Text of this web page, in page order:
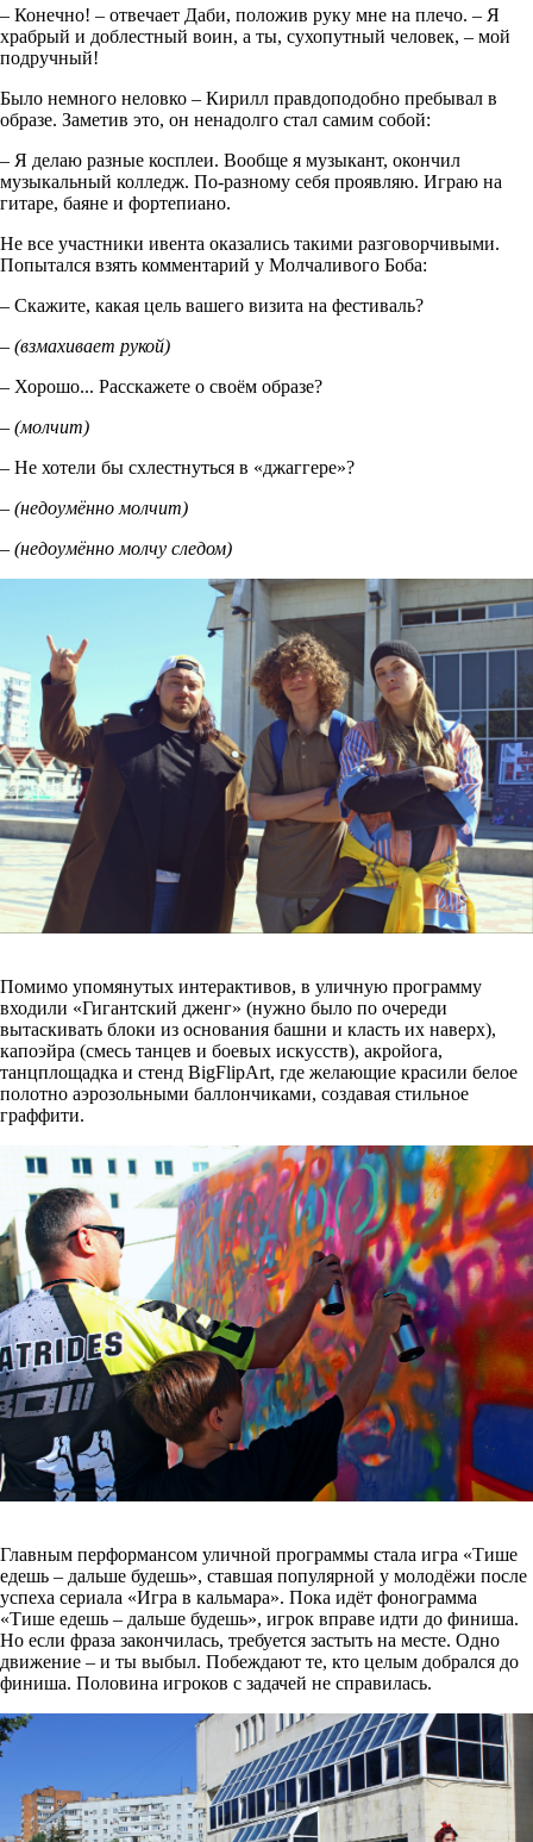
– Конечно! – отвечает Даби, положив руку мне на плечо. – Я
храбрый и доблестный воин, а ты, сухопутный человек, – мой
подручный!
Было немного неловко – Кирилл правдоподобно пребывал в
образе. Заметив это, он ненадолго стал самим собой:
– Я делаю разные косплеи. Вообще я музыкант, окончил
музыкальный колледж. По-разному себя проявляю. Играю на
гитаре, баяне и фортепиано.
Не все участники ивента оказались такими разговорчивыми.
Попытался взять комментарий у Молчаливого Боба:
– Скажите, какая цель вашего визита на фестиваль?
– (взмахивает рукой)
– Хорошо... Расскажете о своём образе?
– (молчит)
– Не хотели бы схлестнуться в «джаггере»?
– (недоумённо молчит)
– (недоумённо молчу следом)
Помимо упомянутых интерактивов, в уличную программу
входили «Гигантский дженг» (нужно было по очереди
вытаскивать блоки из основания башни и класть их наверх),
капоэйра (смесь танцев и боевых искусств), акройога,
танцплощадка и стенд BigFlipArt, где желающие красили белое
полотно аэрозольными баллончиками, создавая стильное
граффити.
Главным перформансом уличной программы стала игра «Тише
едешь – дальше будешь», ставшая популярной у молодёжи после
успеха сериала «Игра в кальмара». Пока идёт фонограмма
«Тише едешь – дальше будешь», игрок вправе идти до финиша.
Но если фраза закончилась, требуется застыть на месте. Одно
движение – и ты выбыл. Побеждают те, кто целым добрался до
финиша. Половина игроков с задачей не справилась.